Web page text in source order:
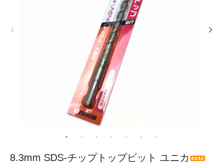
8.3mm SDS-チップトップビット ユニカ